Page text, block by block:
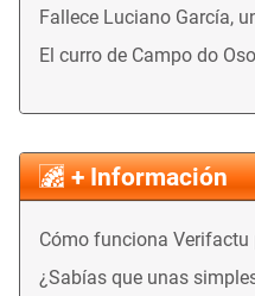
Fallece Luciano García,
El curro de Campo do
+ Información
Cómo funciona
¿Sabías que unas